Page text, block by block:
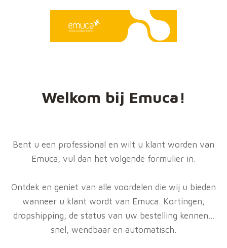
Welkom bij Emuca!
Bent u een professional en wilt u klant worden van
Emuca, vul dan het volgende formulier in.
Ontdek en geniet van alle voordelen die wij u bieden
wanneer u klant wordt van Emuca. Kortingen,
dropshipping, de status van uw bestelling kennen...
snel, wendbaar en automatisch.